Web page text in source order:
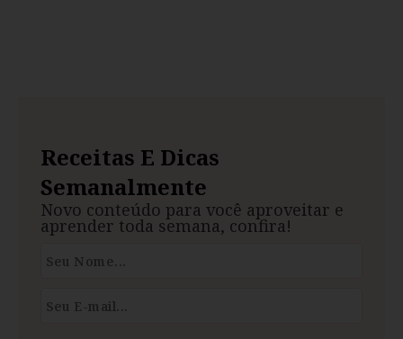
Receitas E Dicas
Semanalmente
Novo conteúdo para você aproveitar e
aprender toda semana, confira!